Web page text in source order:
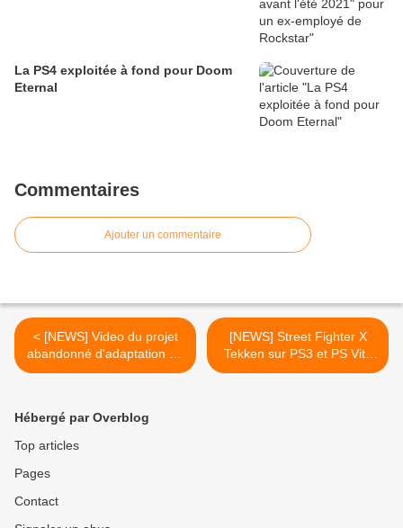
La PS4 exploitée à fond pour Doom
Eternal
Commentaires
Ajouter un commentaire
< [NEWS] Video du projet
abandonné d'adaptation en
jeu du film "The Avengers"
[NEWS] Street Fighter X
Tekken sur PS3 et PS Vita
partageront les DLC >
Hébergé par Overblog
Top articles
Pages
Contact